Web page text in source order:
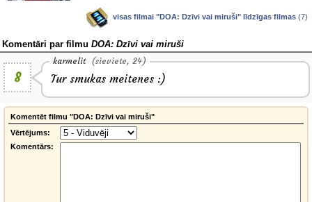
visas filmai "DOA: Dzīvi vai miruši" līdzīgas filmas (7)
Komentāri par filmu DOA: Dzīvi vai miruši
8
karmelit (sieviete, 24)
Tur smukas meitenes :)
Komentēt filmu "DOA: Dzīvi vai miruši"
Vērtējums:
Komentārs: